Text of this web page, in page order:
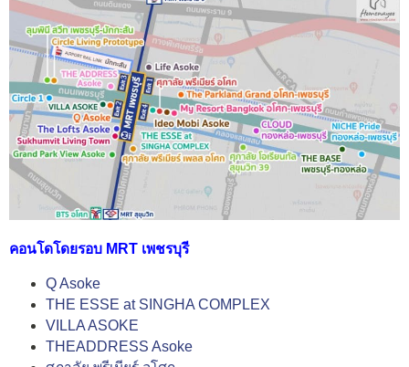
คอนโดโดยรอบ MRT เพชรบุรี
Q Asoke
THE ESSE at SINGHA COMPLEX
VILLA ASOKE
THEADDRESS Asoke